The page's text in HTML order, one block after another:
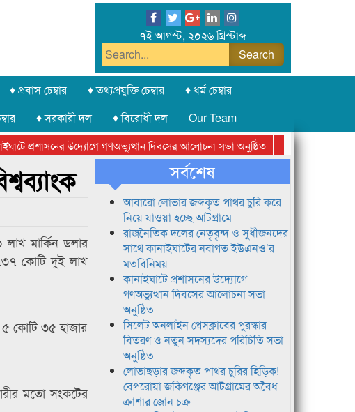
৭ই আগস্ট, ২০২৬ খ্রিস্টাব্দ
♦ প্রবাস চেম্বার ♦ তথ্যপ্রযুক্তি চেম্বার
♦ ধর্ম চেম্বার
♦ সরকারী দল ♦ বিরোধী দল
Our Team
প্রশাসনের উদ্যোগে গণঅভ্যুত্থান দিবসের আলোচনা সভা অনুষ্ঠিত
সিলেট অনলাইন
লাখ মার্কিন ডলার
৭৩৭ কোটি দুই লাখ
৫ কোটি ৩৫ হাজার
মতো সংকটের
সর্বশেষ
আবারো লোভার জব্দকৃত পাথর চুরি করে
নিয়ে যাওয়া হচ্ছে আটগ্রামে
রাজনৈতিক দলের নেতৃবৃন্দ ও সুধীজনদের
সাথে কানাইঘাটের নবাগত ইউএনও’র
মতবিনিময়
কানাইঘাটে প্রশাসনের উদ্যোগে
গণঅভ্যুত্থান দিবসের আলোচনা সভা
অনুষ্ঠিত
সিলেট অনলাইন প্রেসক্লাবের পুরস্কার
বিতরণ ও নতুন সদস্যদের পরিচিতি সভা
অনুষ্ঠিত
লোভাছড়ার জব্দকৃত পাথর চুরির হিড়িক!
বেপরোয়া জকিগঞ্জের আটগ্রামের অবৈধ
ক্রাশার জোন চক্র